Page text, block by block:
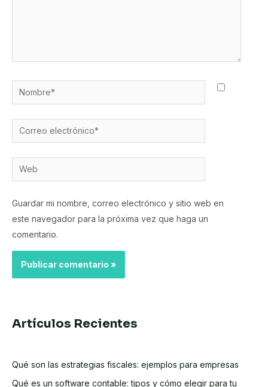
Nombre*
Correo
electrónico*
Web
Guardar mi nombre, correo electrónico y sitio web en
este navegador para la próxima vez que haga un
comentario.
Artículos Recientes
Qué son las estrategias fiscales: ejemplos para empresas
Qué es un software contable: tipos y cómo elegir para tu